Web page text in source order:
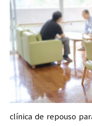
clínica de repouso